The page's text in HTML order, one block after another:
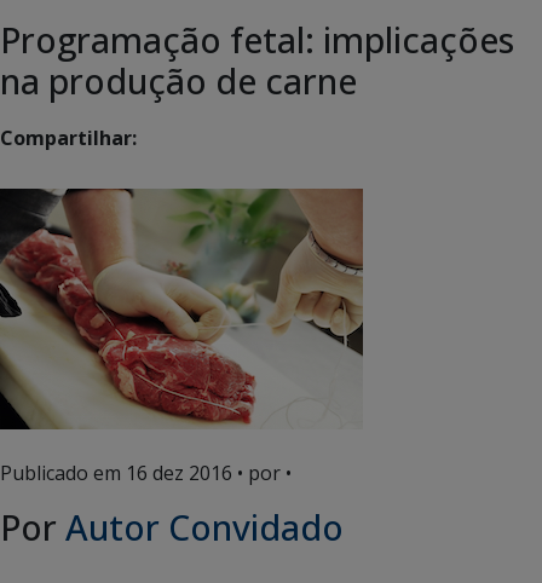
Programação fetal: implicações
na produção de carne
Compartilhar:
Publicado em 16 dez 2016 • por •
Por Autor Convidado